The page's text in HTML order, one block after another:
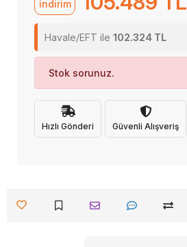
indirim
Havale/EFT ile 102.324 TL
Stok sorunuz.
Hızlı Gönderi Güvenli Alışveriş